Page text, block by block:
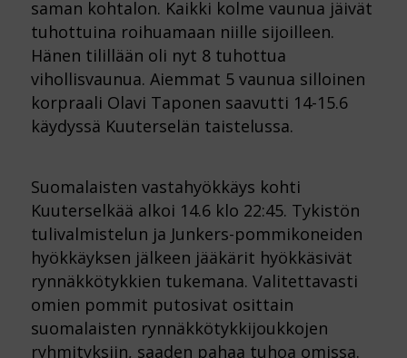
saman kohtalon. Kaikki kolme vaunua jäivät
tuhottuina roihuamaan niille sijoilleen.
Hänen tilillään oli nyt 8 tuhottua
vihollisvaunua. Aiemmat 5 vaunua silloinen
korpraali Olavi Taponen saavutti 14-15.6
käydyssä Kuuterselän taistelussa.
Suomalaisten vastahyökkäys kohti
Kuuterselkää alkoi 14.6 klo 22:45. Tykistön
tulivalmistelun ja Junkers-pommikoneiden
hyökkäyksen jälkeen jääkärit hyökkäsivät
rynnäkkötykkien tukemana. Valitettavasti
omien pommit putosivat osittain
suomalaisten rynnäkkötykkijoukkojen
ryhmityksiin, saaden pahaa tuhoa omissa.